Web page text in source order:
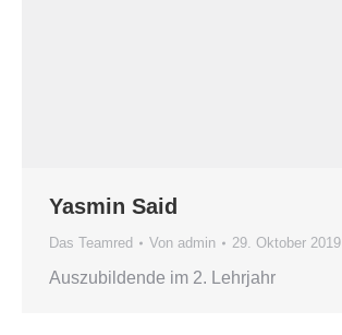
Yasmin Said
Das Teamred Von admin 29. Oktober 2019
Auszubildende im 2. Lehrjahr